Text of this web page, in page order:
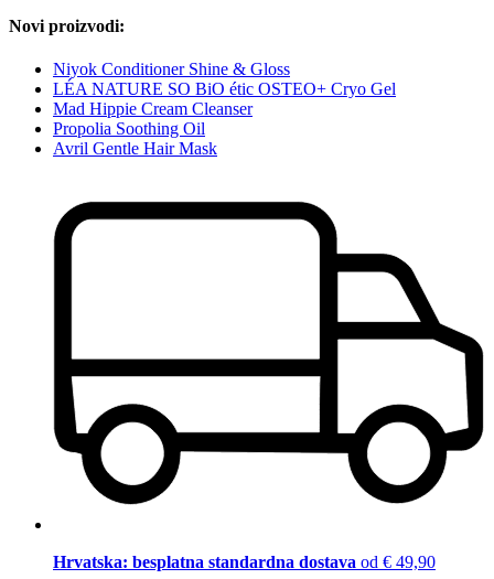
Novi proizvodi:
Niyok Conditioner Shine & Gloss
LÉA NATURE SO BiO étic OSTEO+ Cryo Gel
Mad Hippie Cream Cleanser
Propolia Soothing Oil
Avril Gentle Hair Mask
Hrvatska: besplatna standardna dostava od € 49,90